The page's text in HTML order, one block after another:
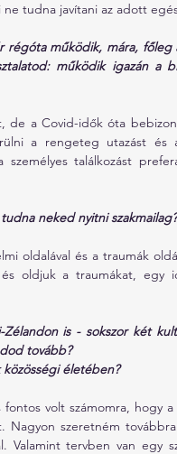
tudna javítani az adott
működik, mára, főleg
működik igazán a
de a Covid-idők óta
a rengeteg utazást és
találkozást
neked nyitni szakmailag?
oldalával és a traumák
oldjuk a traumákat,
is - sokszor két
tovább?
közösségi életében?
volt számomra, hogy
szeretném
Valamint tervben van egy